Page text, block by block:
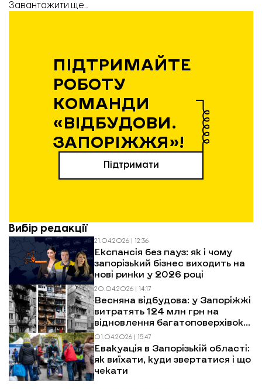
Завантажити ще...
ПІДТРИМАЙТЕ
РОБОТУ
КОМАНДИ
«ВІДБУДОВИ.
ЗАПОРІЖЖЯ»!
Підтримати
Вибір редакції
21.04.2026 | 12:36
Експансія без пауз: як і чому
запорізький бізнес виходить на
нові ринки у 2026 році
20.04.2026 | 14:17
Весняна відбудова: у Запоріжжі
витратять 124 млн грн на
відновлення багатоповерхівок
після обстрілів
01.04.2026 | 15:47
Евакуація в Запорізькій області:
як виїхати, куди звертатися і що
чекати